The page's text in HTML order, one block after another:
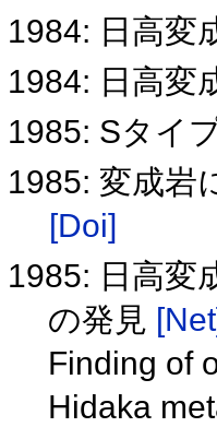
1984: 日高変
1984: 日高変
1985: Sタイ
1985: 変成岩
[Doi]
1985: 日高変
の発見
Finding of
Hidaka